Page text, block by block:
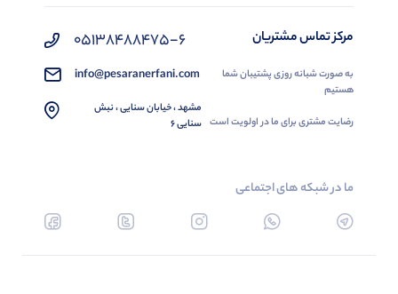
مرکز تماس مشتریان
به صورت شبانه روزی پشتیبان شما
هستیم
رضایت مشتری برای ما در اولویت است
05138488475-6
info@pesaranerfani.com
مشهد ، خیابان سنایی ، نبش
سنایی 6
ما در شبکه های اجتماعی